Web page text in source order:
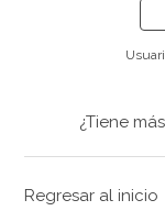
¿Tiene
Regresar al inicio